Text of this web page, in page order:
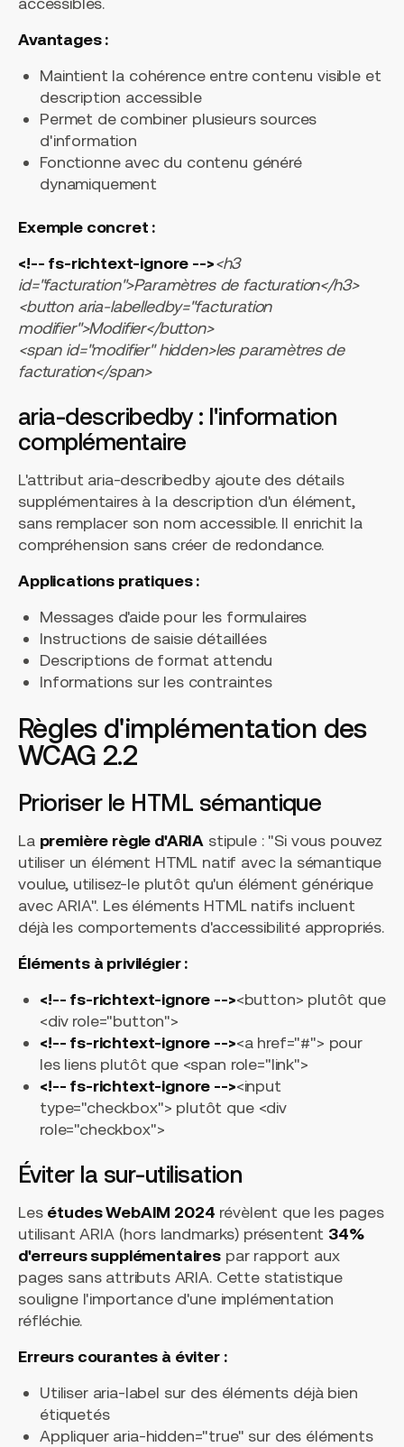
Avantages :
Maintient la cohérence entre contenu visible et
description accessible
Permet de combiner plusieurs sources
d'information
Fonctionne avec du contenu généré
dynamiquement
Exemple concret :
<!-- fs-richtext-ignore --><h3
id="facturation">Paramètres de facturation</h3>
<button aria-labelledby="facturation
modifier">Modifier</button>
<span id="modifier" hidden>les paramètres de
facturation</span>
aria-describedby : l'information
complémentaire
L'attribut aria-describedbyajoute des détails
supplémentaires à la description d'un élément,
sans remplacer son nom accessible. Il enrichit la
compréhension sans créer de redondance.
Applications pratiques :
Messages d'aide pour les formulaires
Instructions de saisie détaillées
Descriptions de format attendu
Informations sur les contraintes
Règles d'implémentation des
WCAG 2.2
Prioriser le HTML sémantique
La première règle d'ARIA stipule : "Si vous pouvez
utiliser un élément HTML natif avec la sémantique
voulue, utilisez-le plutôt qu'un élément générique
avec ARIA". Les éléments HTML natifs incluent
déjà les comportements d'accessibilité appropriés.
Éléments à privilégier :
<!-- fs-richtext-ignore --><button> plutôt que
<div role="button">
<!-- fs-richtext-ignore --><a href="#"> pour
les liens plutôt que <span role="link">
<!-- fs-richtext-ignore --><input
type="checkbox"> plutôt que <div
role="checkbox">
Éviter la sur-utilisation
Les études WebAIM 2024 révèlent que les pages
utilisant ARIA (hors landmarks) présentent 34%
d'erreurs supplémentaires par rapport aux
pages sans attributs ARIA. Cette statistique
souligne l'importance d'une implémentation
réfléchie.
Erreurs courantes à éviter :
Utiliser aria-label sur des éléments déjà bien
étiquetés
Appliquer aria-hidden="true" sur des éléments